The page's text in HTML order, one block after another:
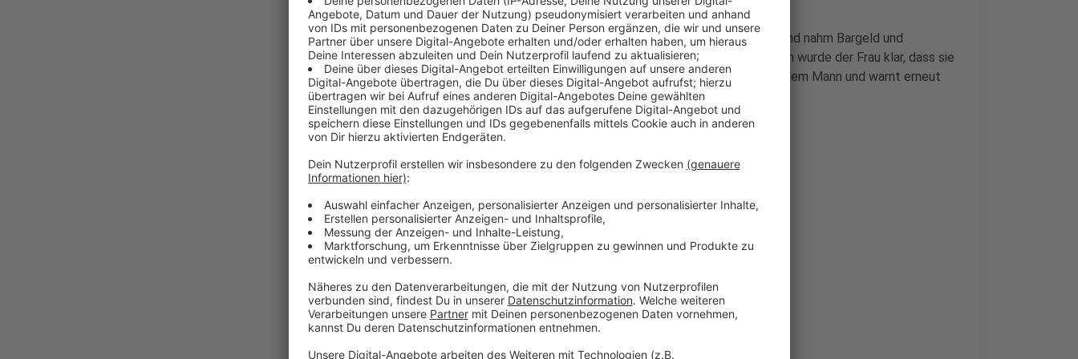
Als die Seniorin einwilligte, tauchte ein Mann bei ihr zuhause auf und nahm Bargeld und
Schmuck im Wert von einigen tausend Euro entgegen. Erst danach wurde der Frau klar, dass sie
einem Betrüger aufgesessen war. Die Polizei fahndet jetzt nach dem Mann und warnt erneut
vor dem Enkeltrick.
Diese Person wurde wie folgt beschrieben:
- Männlich
- 165 cm bis 170 cm groß
- Dunkle Haare
- Jeansjacke & Jeanshose
- Rucksack
- Akzentfreies Deutsch